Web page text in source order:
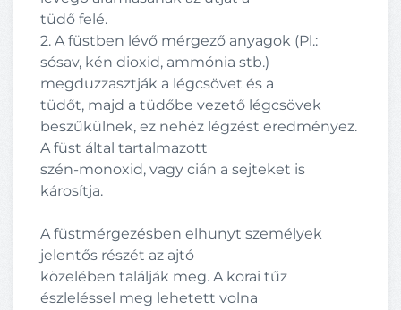
tüdő felé.
2. A füstben lévő mérgező anyagok (Pl.:
sósav, kén dioxid, ammónia stb.)
megduzzasztják a légcsövet és a
tüdőt, majd a tüdőbe vezető légcsövek
beszűkülnek, ez nehéz légzést eredményez.
A füst által tartalmazott
szén-monoxid, vagy cián a sejteket is
károsítja.
A füstmérgezésben elhunyt személyek
jelentős részét az ajtó
közelében találják meg. A korai tűz
észleléssel meg lehetett volna